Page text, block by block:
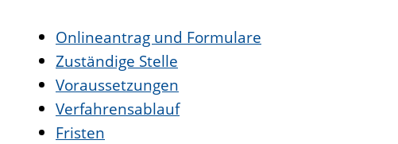
Onlineantrag und Formulare
Zuständige Stelle
Voraussetzungen
Verfahrensablauf
Fristen